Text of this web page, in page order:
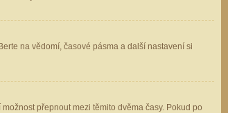
na vědomí, časové pásma a další nastavení si
přepnout mezi těmito dvěma časy. Pokud po